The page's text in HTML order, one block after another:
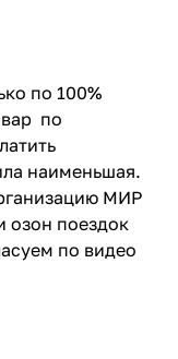
по 100%
по
наименьшая.
МИР
озон поездок
по видео